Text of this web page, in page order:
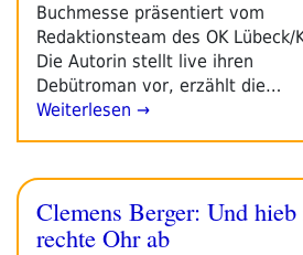
Buchmesse präsentiert vom
Redaktionsteam des OK Lübeck/
Die Autorin stellt live ihren
Debütroman vor, erzählt die…
Weiterlesen →
Clemens Berger: Und
rechte Ohr ab